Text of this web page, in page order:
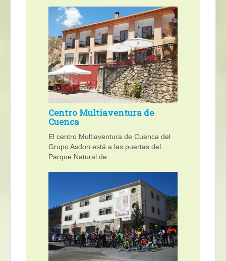
Centro Multiaventura de
Cuenca
El centro Multiaventura de Cuenca del
Grupo Asdon está a las puertas del
Parque Natural de...